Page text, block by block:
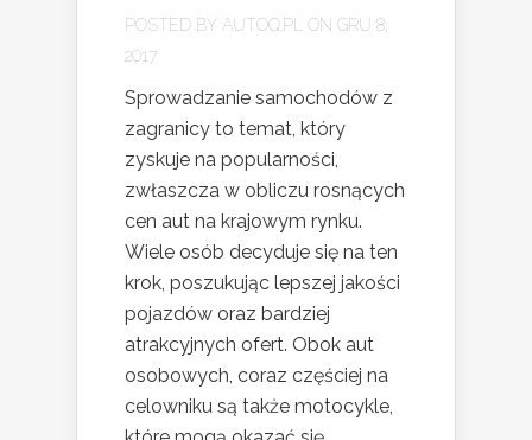
POSTED BY AUTOQ.PL ON GRU 8,
2017
Sprowadzanie samochodów z
zagranicy to temat, który
zyskuje na popularności,
zwłaszcza w obliczu rosnących
cen aut na krajowym rynku.
Wiele osób decyduje się na ten
krok, poszukując lepszej jakości
pojazdów oraz bardziej
atrakcyjnych ofert. Obok aut
osobowych, coraz częściej na
celowniku są także motocykle,